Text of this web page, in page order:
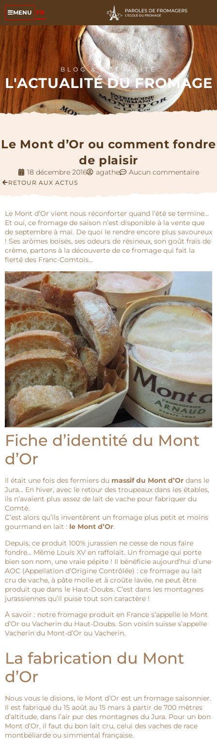
MENU FR
BLOG & ACTUALITÉ
L'ACTUALITÉ DU FROMAGE
Le Mont d’Or ou comment fondre
de plaisir
18 décembre 2016 agathe Aucun commentaire
RETOUR AUX ACTUS
Le Mont d’Or vient nous réconforter quand l’été se termine…
Et oui, ce fromage de saison n’est disponible à la vente que
de septembre à mai. De quoi le rendre encore plus savoureux
! Ses arômes boisés, ses odeurs de résineux, son goût frais de
crème, partons à la découverte de ce fromage qui fait la
fierté des Franc-Comtois…
Fiche d’identité du Mont
d’Or
Il était une fois des fermiers du massif du Mont d’Or dans le
Jura… En hiver, avec le retour des troupeaux dans les étables,
ils n’avaient plus assez de lait de vache pour fabriquer du
Comté.
C’est alors qu’ils inventèrent un fromage plus petit et moins
gourmand en lait : le Mont d’Or.
Depuis, ce produit 100% jurassien ne cesse de nous faire
fondre… Même Louis XV en raffolait. Un fromage qui porte
bien son nom, une vraie pépite ! Il bénéficie aujourd’hui d’une
AOC (Appellation d’Origine Contrôlée) : ce fromage au lait
cru de vache, à pâte molle et à croûte lavée, ne peut être
produit que dans le Haut-Doubs. C’est dans les montagnes
jurassiennes qu’il puise tout son caractère !
À savoir : notre fromage produit en France s’appelle le Mont
d’Or ou Vacherin du Haut-Doubs. Son voisin suisse s’appelle
Vacherin du Mont-d’Or ou Vacherin.
La fabrication du Mont
d’Or
Nous vous le disions, le Mont d’Or est un fromage saisonnier.
Il est fabriqué du 15 août au 15 mars à partir de 700 mètres
d’altitude, dans l’air pur des montagnes du Jura. Pour un bon
Mont d’Or, il faut du bon lait cru, celui des vaches de race
montbéliarde ou simmental française.